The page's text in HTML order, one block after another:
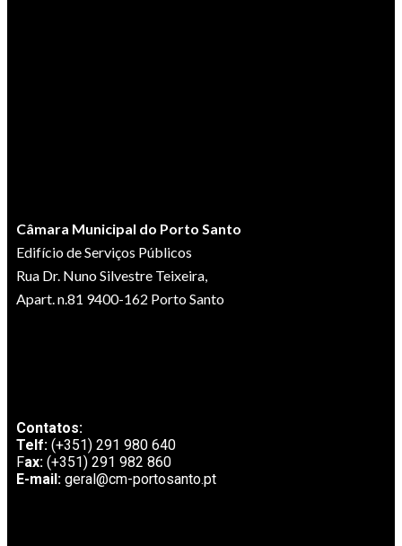
Câmara Municipal do Porto Santo
Edifício de Serviços Públicos
Rua Dr. Nuno Silvestre Teixeira,
Apart. n.81 9400-162 Porto Santo
Contatos:
Telf: (+351) 291 980 640
Fax: (+351) 291 982 860
E-mail: geral@cm-portosanto.pt